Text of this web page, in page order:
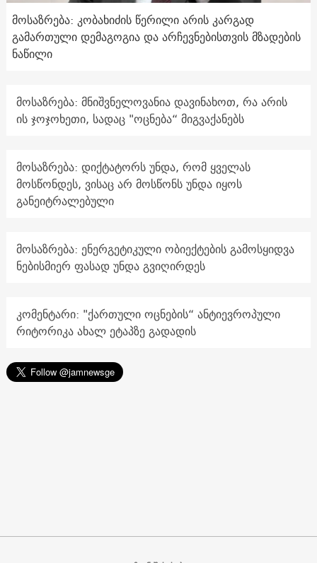
მოსაზრება: კობახიძის წერილი არის კარგად
გამართული დემაგოგია და არჩევნებისთვის მზადების
ნაწილი
მოსაზრება: მნიშვნელოვანია დავინახოთ, რა არის
ის ჯოჯოხეთი, სადაც "ოცნება“ მიგვაქანებს
მოსაზრება: დიქტატორს უნდა, რომ ყველას
მოსწონდეს, ვისაც არ მოსწონს უნდა იყოს
განეიტრალებული
მოსაზრება: ენერგეტიკული ობიექტების გამოსყიდვა
ნებისმიერ ფასად უნდა გვიღირდეს
კომენტარი: "ქართული ოცნების“ ანტიევროპული
რიტორიკა ახალ ეტაპზე გადადის